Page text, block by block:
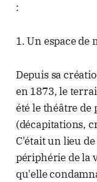
:
1. Un espace
Depuis sa
en 1873, le
été le théâtre de
(décapitations,
C'était un lieu
périphérie de la
qu'elle